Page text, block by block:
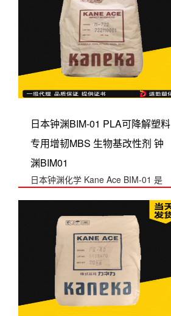
日本钟渊BIM-01 PLA可降解塑料
专用增韧MBS 生物基改性剂 钟
渊BIM01
日本钟渊化学 Kane Ace BIM-01 是